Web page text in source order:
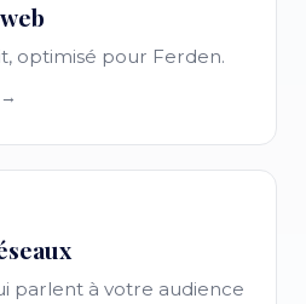
optimisé pour Ferden.
parlent à votre audience